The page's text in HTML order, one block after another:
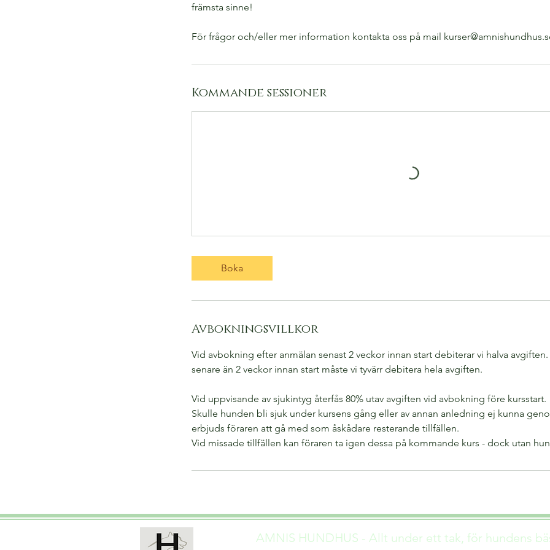
främsta sinne!
För frågor och/eller mer information kontakta oss på mail
Kommande sessioner
Boka
Avbokningsvillkor
Vid avbokning efter anmälan senast 2 veckor innan start debiterar vi halva
senare än 2 veckor innan start måste vi tyvärr debitera hela avgiften.
Vid uppvisande av sjukintyg återfås 80% utav avgiften vid avbokning före kursstart.
Skulle hunden bli sjuk under kursens gång eller av annan anledning ej kunna
erbjuds föraren att gå med som åskådare resterande tillfällen.
Vid missade tillfällen kan föraren ta igen dessa på kommande kurs - dock utan
AMNIS HUNDHUS - Allt under ett tak, för hundens